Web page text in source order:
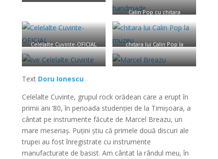
Marcel Breazu
Calin Pop cu chitara
handmade
Celelalte Cuvinte-OFICIAL
chitara lui Calin Pop la
muzeu
live Celelalte Cuvinte
Marcel Breazu
Text Doru Ionescu
Celelalte Cuvinte, grupul rock orădean care a erupt în
primii ani ’80, în perioada studenției de la Timișoara, a
cântat pe instrumente făcute de Marcel Breazu, un
mare meseriaș. Puțini știu că primele două discuri ale
trupei au fost înregistrate cu instrumente
manufacturate de basist. Am cântat la rândul meu, în